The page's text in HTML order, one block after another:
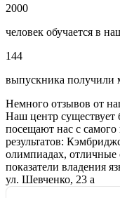
2000
человек обучается в
144
выпускника получили
Немного отзывов от
Наш центр существует
посещают нас с самого
результатов:
олимпиадах,
показатели владения
ул. Шевченко, 23 а